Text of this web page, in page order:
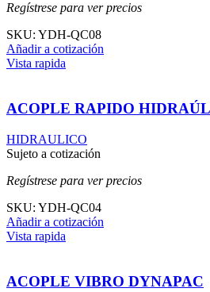
Regístrese para ver precios
SKU: YDH-QC08
Añadir a cotización
Vista rapida
ACOPLE RAPIDO
HIDRAULICO
Sujeto a cotización
Regístrese para ver precios
SKU: YDH-QC04
Añadir a cotización
Vista rapida
ACOPLE VIBRO DYNAPAC